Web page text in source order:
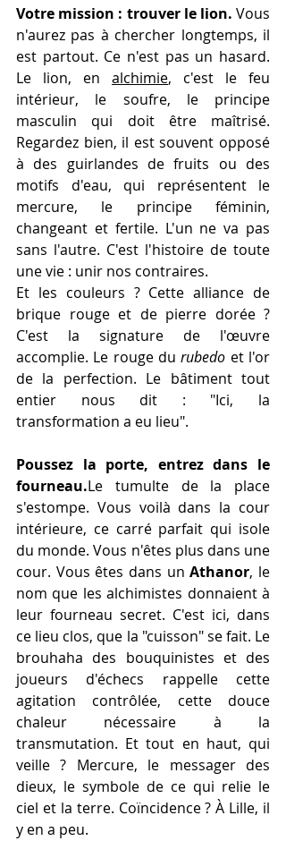
Votre mission : trouver le lion. Vous
n'aurez pas à chercher longtemps, il
est partout. Ce n'est pas un hasard.
Le lion, en alchimie, c'est le feu
intérieur, le soufre, le principe
masculin qui doit être maîtrisé.
Regardez bien, il est souvent opposé
à des guirlandes de fruits ou des
motifs d'eau, qui représentent le
mercure, le principe féminin,
changeant et fertile. L'un ne va pas
sans l'autre. C'est l'histoire de toute
une vie : unir nos contraires.
Et les couleurs ? Cette alliance de
brique rouge et de pierre dorée ?
C'est la signature de l'œuvre
accomplie. Le rouge du rubedo et l'or
de la perfection. Le bâtiment tout
entier nous dit : "Ici, la
transformation a eu lieu".
Poussez la porte, entrez dans le
fourneau.Le tumulte de la place
s'estompe. Vous voilà dans la cour
intérieure, ce carré parfait qui isole
du monde. Vous n'êtes plus dans une
cour. Vous êtes dans un Athanor, le
nom que les alchimistes donnaient à
leur fourneau secret. C'est ici, dans
ce lieu clos, que la "cuisson" se fait. Le
brouhaha des bouquinistes et des
joueurs d'échecs rappelle cette
agitation contrôlée, cette douce
chaleur nécessaire à la
transmutation. Et tout en haut, qui
veille ? Mercure, le messager des
dieux, le symbole de ce qui relie le
ciel et la terre. Coïncidence ? À Lille, il
y en a peu.